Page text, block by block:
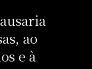
ao
e à